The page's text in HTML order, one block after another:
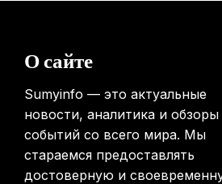
О сайте
Sumyinfo — это актуальные
новости, аналитика и обзоры
событий со всего мира. Мы
стараемся предоставлять
достоверную и